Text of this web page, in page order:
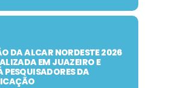
DA ALCAR NORDESTE 2026
EM JUAZEIRO E
PESQUISADORES DA